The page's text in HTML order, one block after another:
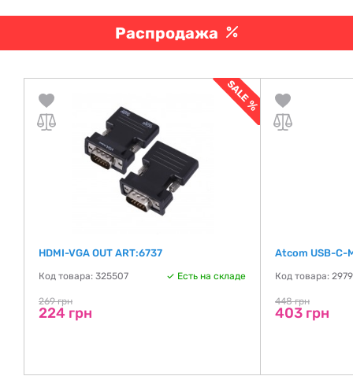
Распродажа
HDMI-VGA OUT ART:6737
Код товара: 325507 Есть на складе
269 грн
224 грн
Atcom USB-C-
Код товара:
448 грн
403 грн